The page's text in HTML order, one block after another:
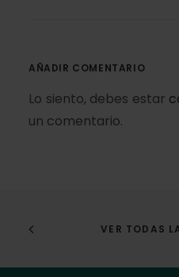
AÑADIR COMENTARIO
Lo siento, debes estar
un comentario.
VER TODAS